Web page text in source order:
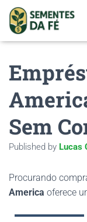
Sem
Published by Lucas
Procurando
America oferece